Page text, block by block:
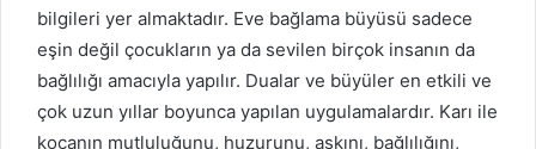
bilgileri yer almaktadır. Eve bağlama büyüsü sadece
eşin değil çocukların ya da sevilen birçok insanın da
bağlılığı amacıyla yapılır. Dualar ve büyüler en etkili ve
çok uzun yıllar boyunca yapılan uygulamalardır. Karı ile
kocanın mutluluğunu, huzurunu, aşkını, bağlılığını,